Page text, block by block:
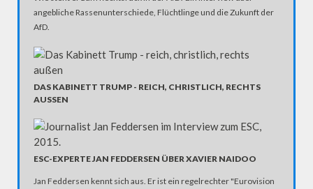
angebliche Rassenunterschiede, Flüchtlinge und die Zukunft der
AfD.
DAS KABINETT TRUMP - REICH, CHRISTLICH, RECHTS
AUSSEN
ESC-EXPERTE JAN FEDDERSEN ÜBER XAVIER NAIDOO
Jan Feddersen kennt sich aus. Er ist ein regelrechter "Eurovision